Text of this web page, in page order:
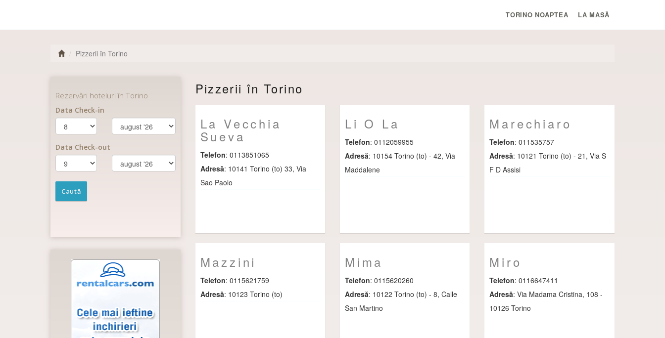
TORINO NOAPTEA LA MASĂ
Pizzerii în Torino
Pizzerii în Torino
La Vecchia
Sueva
Telefon: 0113851065
Adresă: 10141 Torino (to) 33, Via
Sao Paolo
Li O La
Telefon: 0112059955
Adresă: 10154 Torino (to) - 42, Via
Maddalene
Marechiaro
Telefon: 011535757
Adresă: 10121 Torino (to) - 21, Via S
F D Assisi
Mazzini
Telefon: 0115621759
Adresă: 10123 Torino (to)
Mima
Telefon: 0115620260
Adresă: 10122 Torino (to) - 8, Calle
San Martino
Miro
Telefon: 0116647411
Adresă: Via Madama Cristina, 108 -
10126 Torino